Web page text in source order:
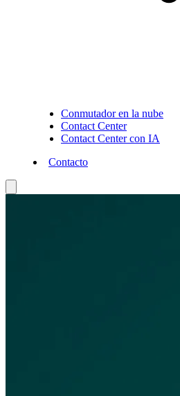
Conmutador en la nube
Contact Center
Contact Center con IA
Contacto